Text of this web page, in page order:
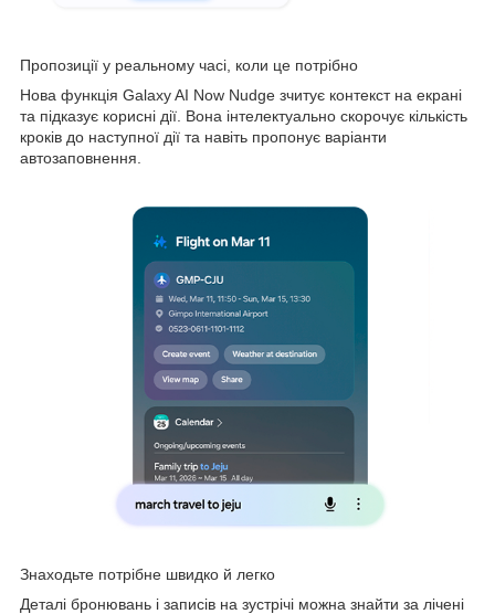
Пропозиції у реальному часі, коли це потрібно
Нова функція Galaxy AI Now Nudge зчитує контекст на екрані
та підказує корисні дії. Вона інтелектуально скорочує кількість
кроків до наступної дії та навіть пропонує варіанти
автозаповнення.
Знаходьте потрібне швидко й легко
Деталі бронювань і записів на зустрічі можна знайти за лічені